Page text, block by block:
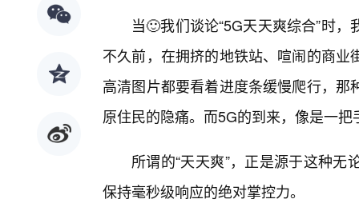
当🙂我们谈论“5G天天爽综合”时
不久前，在拥挤的地铁站、喧闹的商
高清图片都要看着进度条缓慢爬行，
原住民的隐痛。而5G的到来，像是一
所谓的“天天爽”，正是源于这种
保持毫秒级响应的绝对掌控力。